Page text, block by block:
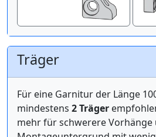
Träger
Für eine Garnitur der Länge 100 cm
mindestens 2 Träger
mehr für schwerere Vorhänge